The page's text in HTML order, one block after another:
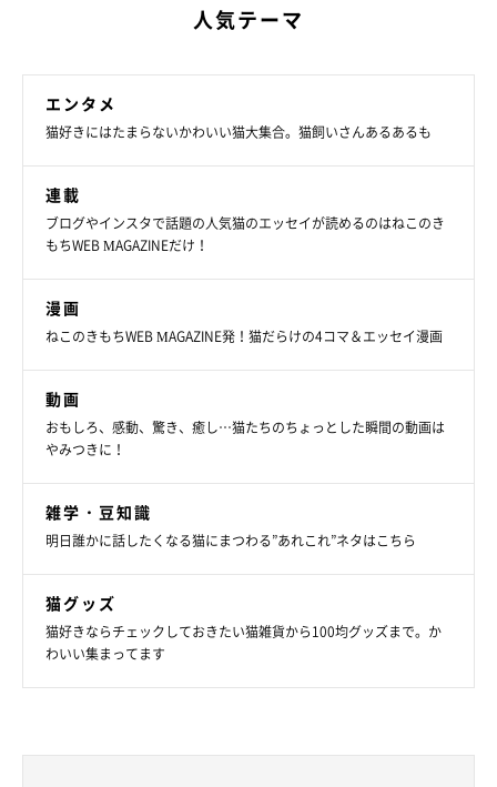
人気テーマ
エンタメ
猫好きにはたまらないかわいい猫大集合。猫飼いさんあるあるも
連載
ブログやインスタで話題の人気猫のエッセイが読めるのはねこのき
もちWEB MAGAZINEだけ！
漫画
ねこのきもちWEB MAGAZINE発！猫だらけの4コマ＆エッセイ漫画
動画
おもしろ、感動、驚き、癒し…猫たちのちょっとした瞬間の動画は
やみつきに！
雑学・豆知識
明日誰かに話したくなる猫にまつわる”あれこれ”ネタはこちら
猫グッズ
猫好きならチェックしておきたい猫雑貨から100均グッズまで。か
わいい集まってます